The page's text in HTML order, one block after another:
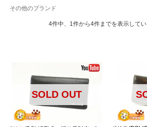
その他のブランド
4件中、1件から4件までを表示して
SOLD OUT